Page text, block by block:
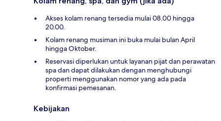
Akses kolam renang tersedia mulai 08.00 hingga
20.00.
Kolam renang musiman ini buka mulai bulan April
hingga Oktober.
Reservasi diperlukan untuk layanan pijat dan perawatan
spa dan dapat dilakukan dengan menghubungi
properti menggunakan nomor yang ada pada
konfirmasi pemesanan.
Kebijakan